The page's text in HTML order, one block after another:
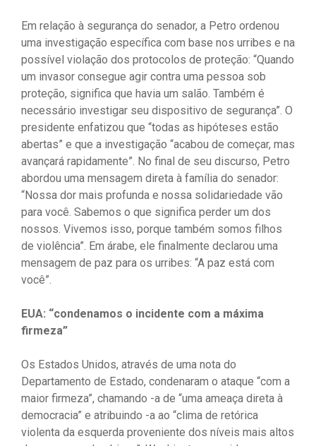
Em relação à segurança do senador, a Petro ordenou
uma investigação específica com base nos urribes e na
possível violação dos protocolos de proteção: “Quando
um invasor consegue agir contra uma pessoa sob
proteção, significa que havia um salão. Também é
necessário investigar seu dispositivo de segurança”. O
presidente enfatizou que “todas as hipóteses estão
abertas” e que a investigação “acabou de começar, mas
avançará rapidamente”. No final de seu discurso, Petro
abordou uma mensagem direta à família do senador:
“Nossa dor mais profunda e nossa solidariedade vão
para você. Sabemos o que significa perder um dos
nossos. Vivemos isso, porque também somos filhos
de violência”. Em árabe, ele finalmente declarou uma
mensagem de paz para os urribes: “A paz está com
você”.
EUA: “condenamos o incidente com a máxima
firmeza”
Os Estados Unidos, através de uma nota do
Departamento de Estado, condenaram o ataque “com a
maior firmeza”, chamando -a de “uma ameaça direta à
democracia” e atribuindo -a ao “clima de retórica
violenta da esquerda proveniente dos níveis mais altos